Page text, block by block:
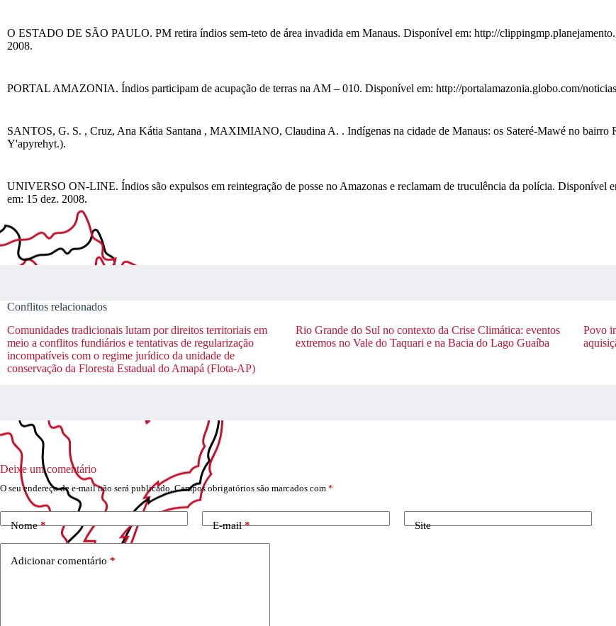
O ESTADO DE SÃO PAULO. PM retira índios sem-teto de área invadida em Manaus. Disponível em: http://
2008.
PORTAL AMAZONIA. Índios participam de acupação de terras na AM – 010. Disponível em: http://portalamazonia.globo.com/
SANTOS, G. S. , Cruz, Ana Kátia Santana , MAXIMIANO, Claudina A. . Indígenas na cidade de Manaus: os Sateré-Mawé no bairro
Y'apyrehyt.).
UNIVERSO ON-LINE. Índios são expulsos em reintegração de posse no Amazonas e reclamam de truculência da polícia. Disponível
em: 15 dez. 2008.
Conflitos relacionados
Comunidades tradicionais lutam por direitos territoriais em
meio a conflitos fundiários e tentativas de regularização
incompatíveis com o regime jurídico da unidade de
conservação da Floresta Estadual do Amapá (Flota-AP)
Rio Grande do Sul no contexto da Crise Climática: eventos
extremos no Vale do Taquari e na Bacia do Lago Guaíba
Povo
Deixe um comentário
O seu endereço de e-mail não será publicado. Campos obrigatórios são marcados com *
Nome* E-mail* Site
Adicionar comentário *